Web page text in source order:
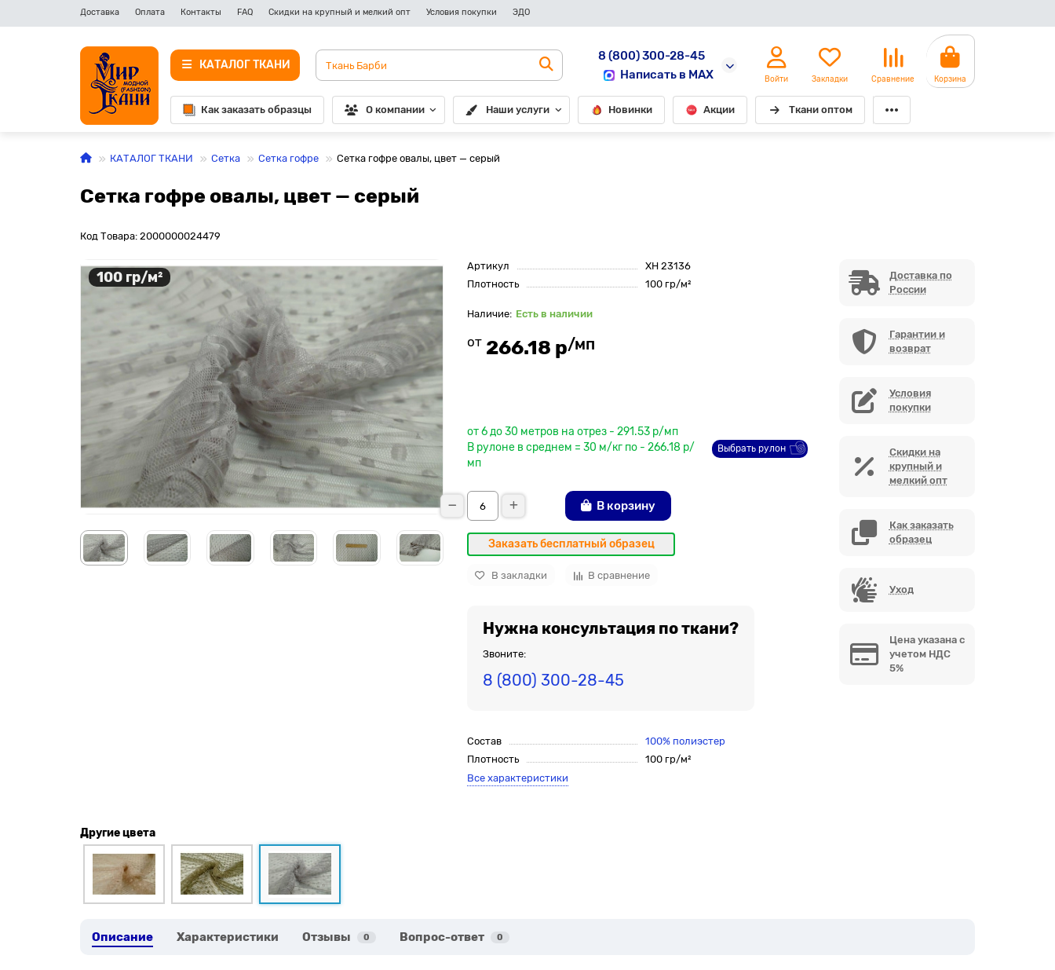
Доставка Оплата Контакты FAQ Скидки на крупный и мелкий опт Условия покупки ЭДО
КАТАЛОГ ТКАНИ
8 (800) 300-28-45
Написать в MAX
Войти Закладки Сравнение Корзина
Как заказать образцы О компании Наши услуги Новинки Акции Ткани оптом
КАТАЛОГ ТКАНИ Сетка Сетка гофре Сетка гофре овалы, цвет — серый
Сетка гофре овалы, цвет — серый
Код Товара: 2000000024479
100 гр/м²
Артикул
XH 23136
Плотность
100 гр/м²
Есть в наличии
от 266.18 р/мп
от 6 до 30 метров на отрез - 291.53 р/мп
В рулоне в среднем = 30 м/кг по - 266.18 р/
мп
Выбрать рулон
В корзину
Заказать бесплатный образец
В закладки В сравнение
Нужна консультация по ткани?
Звоните:
8 (800) 300-28-45
Состав
100% полиэстер
Плотность
100 гр/м²
Все характеристики
Доставка по
России
Гарантии и
возврат
Условия
покупки
Скидки на
крупный и
мелкий опт
Как заказать
образец
Уход
Цена указана с
учетом НДС
5%
Другие цвета
Описание Характеристики Отзывы 0 Вопрос-ответ 0